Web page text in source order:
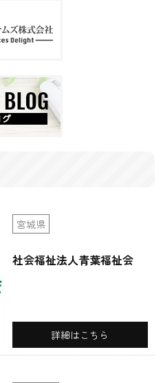
宮城県
社会福祉法人青葉福祉会
詳細はこちら